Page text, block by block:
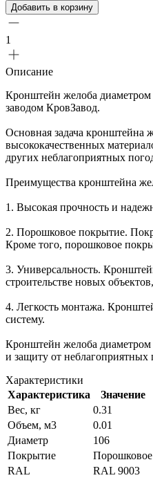
Добавить в корзину
1
Описание
Кронштейн желоба
заводом КровЗавод.
Основная задача кронштейна
высококачественных
других неблагоприятных
Преимущества кронштейна
1. Высокая прочность и
2. Порошковое покрытие.
Кроме того, порошковое
3. Универсальность.
строительстве новых
4. Легкость монтажа.
систему.
Кронштейн желоба
и защиту от неблагоприятных
Характеристики
Характеристика
Значение
Вес, кг
0.31
Объем, м3
0.01
Диаметр
106
Покрытие
Порошковое
RAL
RAL 9003